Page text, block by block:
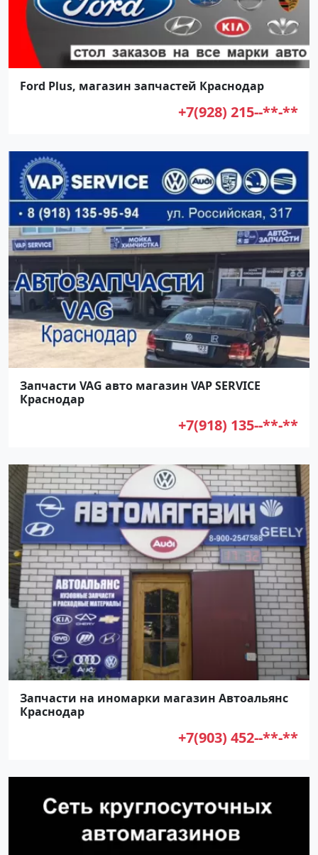
Ford Plus, магазин запчастей Краснодар
+7(928) 215--**-**
Запчасти VAG авто магазин VAP SERVICE
Краснодар
+7(918) 135--**-**
Запчасти на иномарки магазин Автоальянс
Краснодар
+7(903) 452--**-**